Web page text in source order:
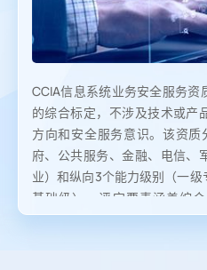
CCIA信息系统业务安全服务资
的综合标定，不涉及技术或产
方向和安全服务意识。该资
府、公共服务、金融、电信、
业）和纵向3个能力级别（一
基础级），评定要素涵盖综
求、管理能力、技术实力及人